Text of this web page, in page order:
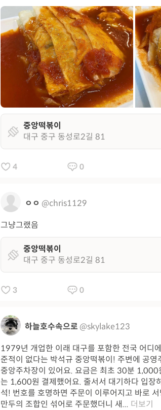
중앙떡볶이
대구 중구 동성로2길 81
4 0
ㅇㅇ @chris1129
그냥그랬음
중앙떡볶이
대구 중구 동성로2길 81
3 0
하늘호수속으로 @skylake123
1979년 개업한 이래 대구를 포함한 전국 어디
준적이 없다는 박석규 중앙떡볶이! 주변에 공
중앙주차장이 있어요. 요금은 최초 30분
는 1,600원 결제했어요. 줄서서 대기하다 입장
석! 번호를 호명하면 주문이 이루어지고 바로
만두의 조합인 섞어로 주문했더니 새... 더보기